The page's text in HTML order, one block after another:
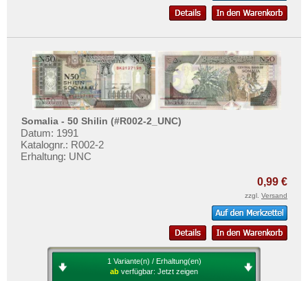
Somalia - 50 Shilin (#R002-2_UNC)
Datum: 1991
Katalognr.: R002-2
Erhaltung: UNC
0,99 €
zzgl. Versand
1 Variante(n) / Erhaltung(en)
ab verfügbar: Jetzt zeigen